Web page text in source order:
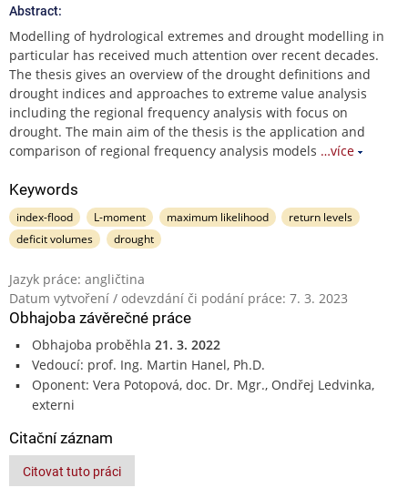
Abstract:
Modelling of hydrological extremes and drought modelling in
particular has received much attention over recent decades.
The thesis gives an overview of the drought definitions and
drought indices and approaches to extreme value analysis
including the regional frequency analysis with focus on
drought. The main aim of the thesis is the application and
comparison of regional frequency analysis models …více
Keywords
index-flood L-moment maximum likelihood
return levels
deficit volumes
drought
Jazyk práce: angličtina
Datum vytvoření / odevzdání či podání práce: 7. 3. 2023
Obhajoba závěrečné práce
Obhajoba proběhla 21. 3. 2022
Vedoucí: prof. Ing. Martin Hanel, Ph.D.
Oponent: Vera Potopová, doc. Dr. Mgr., Ondřej Ledvinka,
externi
Citační záznam
Citovat tuto práci